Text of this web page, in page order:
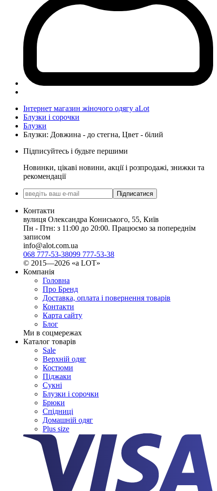
Інтернет магазин жіночого одягу aLot
Блузки і сорочки
Блузки
Блузки: Довжина - до стегна, Цвет - білий
Підписуйтесь і будьте першими
Новинки, цікаві новини, акції і розпродажі, знижки та
рекомендації
Підписатися
Контакти
вулиця Олександра Кониського, 55, Київ
Пн - Птн: з 11:00 до 20:00. Працюємо за попереднім
записом
info@alot.com.ua
068 777-53-38099 777-53-38
© 2015—2026 «а LOT»
Компанія
Головна
Про Бренд
Доставка, оплата і повернення товарів
Контакти
Карта сайту
Блог
Ми в соцмережах
Каталог товарів
Sale
Верхній одяг
Костюми
Піджаки
Сукні
Блузки і сорочки
Брюки
Спідниці
Домашній одяг
Plus size